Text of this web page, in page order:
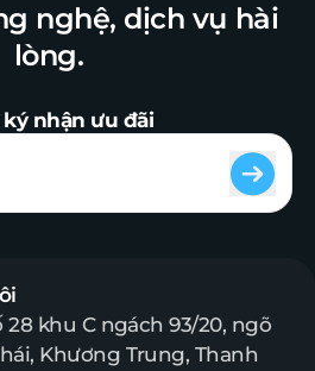
nghệ, dịch vụ hài
lòng.
nhận ưu đãi
28 khu C ngách 93/20, ngõ
Khương Trung, Thanh